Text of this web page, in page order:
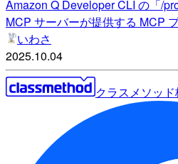
Amazon Q Developer CLI の「/
MCP サーバーが提供する MCP
いわさ
2025.10.04
クラスメソッ